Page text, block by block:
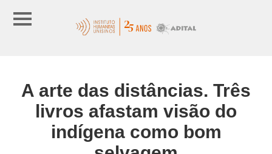
A arte das distâncias. Três
livros afastam visão do
indígena como bom